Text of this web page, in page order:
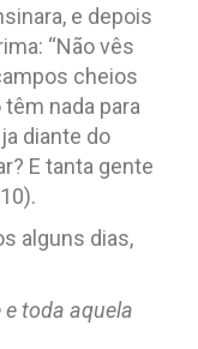
e depois
“Não vês
cheios
nada para
diante do
E tanta gente
alguns dias,
toda aquela